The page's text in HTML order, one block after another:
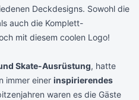
Deckdesigns. Sowohl die
auch die Komplett-
mit diesem coolen Logo!
Skate-Ausrüstung, hatte
immer einer inspirierendes
waren es die Gäste